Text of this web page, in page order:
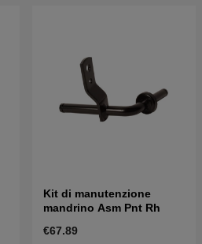
Kit di manutenzione
mandrino Asm Pnt Rh
€67.89